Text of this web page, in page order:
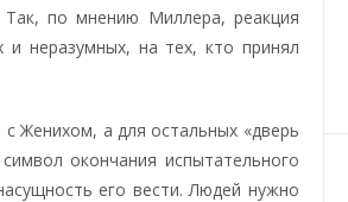
Так, по мнению Миллера, реакция
неразумных, на тех, кто принял
Женихом, а для остальных «дверь
окончания испытательного
его вести. Людей нужно